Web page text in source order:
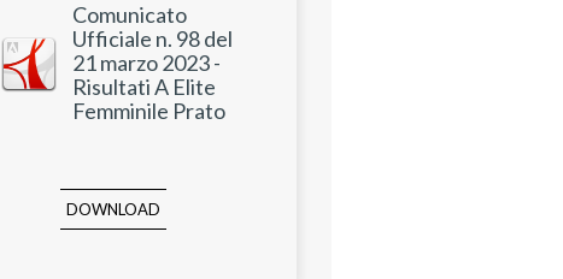
Comunicato
Ufficiale n. 98 del
21 marzo 2023 -
Risultati A Elite
Femminile Prato
DOWNLOAD